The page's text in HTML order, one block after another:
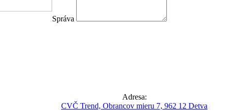
Správa
Adresa:
CVČ Trend, Obrancov mieru 7, 962 12 Detva